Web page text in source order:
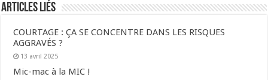
Articles liés
COURTAGE : ÇA SE CONCENTRE DANS LES RISQUES
AGGRAVÉS ?
13 avril 2025
Mic-mac à la MIC !